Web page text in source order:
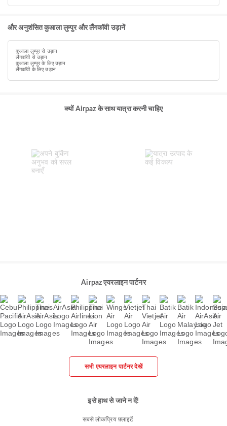
और अनुशंसित कुआला लुम्पुर और लैंगकॉवी उड़ानें
कुआला लुम्पुर से उड़ान
लैंगकॉवी से उड़ान
कुआला लुम्पुर के लिए उड़ान
लैंगकॉवी के लिए उड़ान
क्यों Airpaz के साथ यात्रा करनी चाहिए
Airpaz एयरलाइन पार्टनर
सभी एयरलाइन पार्टनर देखें
इसे हाथ से जाने न दें!
सबसे लोकप्रिय फ़्लाइटें